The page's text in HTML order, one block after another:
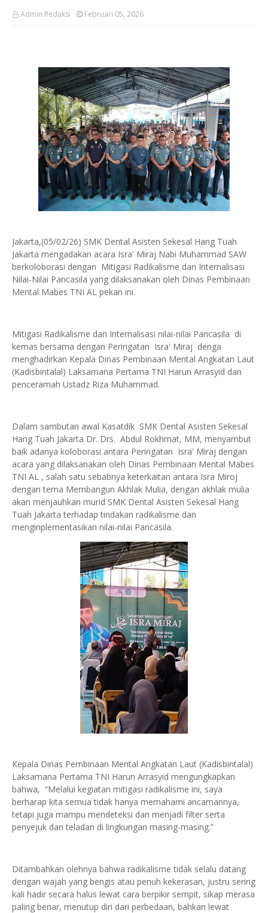
Admin Redaksi Februari 05, 2026
Jakarta,(05/02/26) SMK Dental Asisten Sekesal Hang Tuah
Jakarta mengadakan acara Isra' Miraj Nabi Muhammad SAW
berkoloborasi dengan Mitigasi Radikalisme dan Internalisasi
Nilai-Nilai Pancasila yang dilaksanakan oleh Dinas Pembinaan
Mental Mabes TNI AL pekan ini.
Mitigasi Radikalisme dan Internalisasi nilai-nilai Pancasila di
kemas bersama dengan Peringatan Isra' Miraj denga
menghadirkan Kepala Dinas Pembinaan Mental Angkatan Laut
(Kadisbintalal) Laksamana Pertama TNI Harun Arrasyid dan
penceramah Ustadz Riza Muhammad.
Dalam sambutan awal Kasatdik SMK Dental Asisten Sekesal
Hang Tuah Jakarta Dr. Drs. Abdul Rokhmat, MM, menyambut
baik adanya koloborasi antara Peringatan Isra' Miraj dengan
acara yang dilaksanakan oleh Dinas Pembinaan Mental Mabes
TNI AL , salah satu sebabnya keterkaitan antara Isra Miroj
dengan tema Membangun Akhlak Mulia, dengan akhlak mulia
akan menjauhkan murid SMK Dental Asisten Sekesal Hang
Tuah Jakarta terhadap tindakan radikalisme dan
menginplementasikan nilai-nilai Pancasila.
Kepala Dinas Pembinaan Mental Angkatan Laut (Kadisbintalal)
Laksamana Pertama TNI Harun Arrasyid mengungkapkan
bahwa, “Melalui kegiatan mitigasi radikalisme ini, saya
berharap kita semua tidak hanya memahami ancamannya,
tetapi juga mampu mendeteksi dan menjadi filter serta
penyejuk dan teladan di lingkungan masing-masing.”
Ditambahkan olehnya bahwa radikalisme tidak selalu datang
dengan wajah yang bengis atau penuh kekerasan, justru sering
kali hadir secara halus lewat cara berpikir sempit, sikap merasa
paling benar, menutup diri dari perbedaan, bahkan lewat